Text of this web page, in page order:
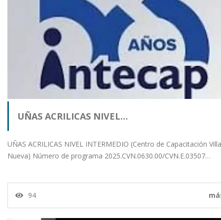
UÑAS ACRILICAS NIVEL…
UÑAS ACRILICAS NIVEL INTERMEDIO (Centro de Capacitación Villa
Nueva) Número de programa 2025.CVN.0630.00/CVN.E.03507…
94